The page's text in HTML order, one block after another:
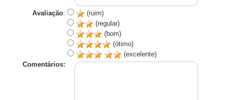
Avaliação:
(ruim)
(regular)
(bom)
(ótimo)
(excelente)
Comentários: